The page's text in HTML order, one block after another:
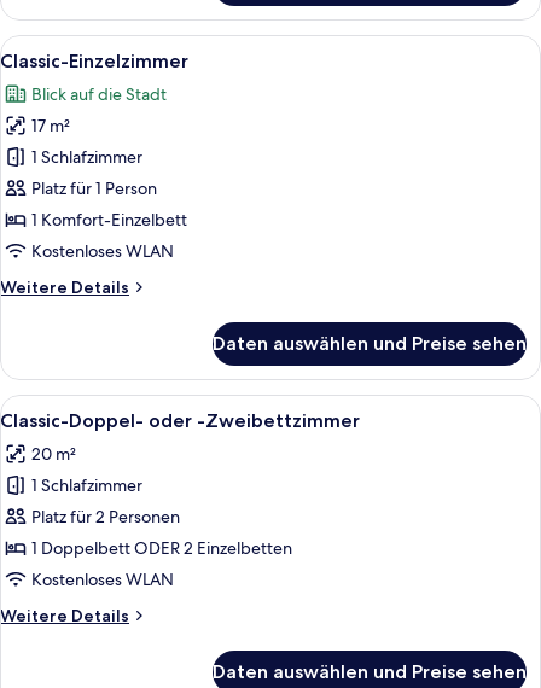
Doppel-
oder
-
Alle
Fotos
für
Classic-
Einzelzimmer
anzeigen
Eine Wand mit geometrischem
1
Classic-Einzelzimmer
Blick auf die Stadt
17 m²
1 Schlafzimmer
Platz für 1 Person
1 Komfort-Einzelbett
Kostenloses WLAN
Weitere Details
Weitere
Einzelzimmer
Daten auswählen und Preise sehen
Alle
Fotos
für
Classic-
Doppel-
oder
-
anzeigen
Ein Hotelzimmer mit einem großen
7
Classic-Doppel- oder -Zweibettzimmer
20 m²
1 Schlafzimmer
Platz für 2 Personen
1 Doppelbett ODER 2 Einzelbetten
Kostenloses WLAN
Weitere Details
Weitere
Daten auswählen und Preise sehen